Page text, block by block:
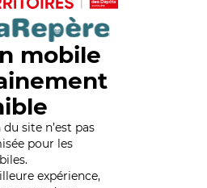
mobile
site n’est pas
pour les
expérience,